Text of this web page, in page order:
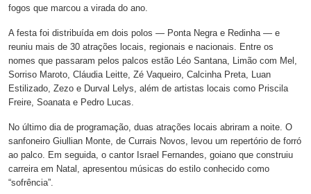
fogos que marcou a virada do ano.
A festa foi distribuída em dois polos — Ponta Negra e Redinha — e
reuniu mais de 30 atrações locais, regionais e nacionais. Entre os
nomes que passaram pelos palcos estão Léo Santana, Limão com Mel,
Sorriso Maroto, Cláudia Leitte, Zé Vaqueiro, Calcinha Preta, Luan
Estilizado, Zezo e Durval Lelys, além de artistas locais como Priscila
Freire, Soanata e Pedro Lucas.
No último dia de programação, duas atrações locais abriram a noite. O
sanfoneiro Giullian Monte, de Currais Novos, levou um repertório de forró
ao palco. Em seguida, o cantor Israel Fernandes, goiano que construiu
carreira em Natal, apresentou músicas do estilo conhecido como
“sofrência”.